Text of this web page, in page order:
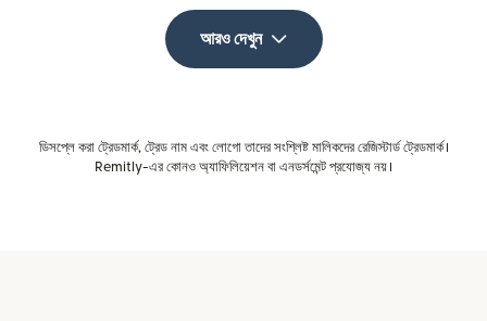
আরও দেখুন
ডিসপ্লে করা ট্রেডমার্ক, ট্রেড নাম এবং লোগো তাদের সংশ্লিষ্ট মালিকদের রেজিস্টার্ড ট্রেডমার্ক।
Remitly-এর কোনও অ্যাফিলিয়েশন বা এনডর্সমেন্ট প্রযোজ্য নয়।